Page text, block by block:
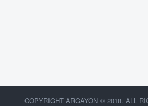
COPYRIGHT ARGAYON © 2018. ALL